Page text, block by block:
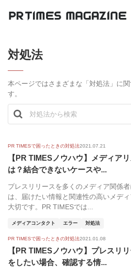
対処法
本ページではさまざまな「対処法」に
す。
PR TIMESで困ったときの対処法2021.07.21
【PR TIMESノウハウ】メディア
は？結合できないケースや...
プレスリリースを多くのメディア関係
は、届けたい情報と関連性の高いメデ
大切です。PR TIMESでは...
メディアコンタクト エラー 対処法
PR TIMESで困ったときの対処法2021.01.08
【PR TIMESノウハウ】プレスリ
をしたい場合、確認する情...